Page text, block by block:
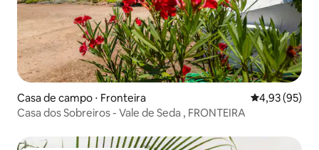
Casa de campo ⋅ Fronteira 4,93 de uma
4,93 (95)
Casa dos Sobreiros - Vale de Seda , FRONTEIRA